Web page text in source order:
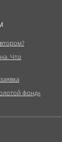
Что
фонд»